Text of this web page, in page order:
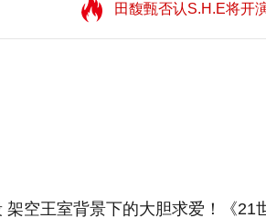
田馥甄否认S.H.E将开
望11:08
田馥甄否认S.H.E将开
空王室背景下的大胆求爱！《21